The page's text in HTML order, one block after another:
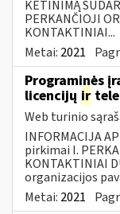
KETINIMĄ
PERKANČIOJI
KONTAKTINIAI...
Metai: 2021
Programinės
licencijų ir
Web turinio
INFORMACIJA
pirkimai I.
KONTAKTINIAI
organizacijos
Metai: 2021